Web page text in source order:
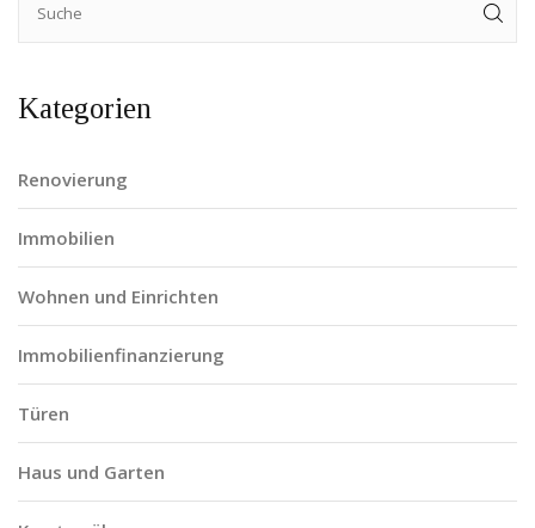
Kategorien
Renovierung
Immobilien
Wohnen und Einrichten
Immobilienfinanzierung
Türen
Haus und Garten